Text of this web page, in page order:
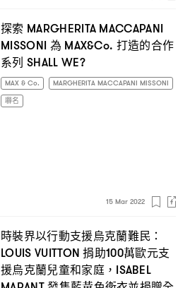
探索 MARGHERITA MACCAPANI
MISSONI 為 MAX&Co. 打造的合作
系列 SHALL WE?
MAX & Co.
MARGHERITA MACCAPANI MISSONI
聯名
15 Mar 2022
時裝界以行動支援烏克蘭難民 ：
LOUIS VUITTON捐助100萬歐元支
援烏克蘭兒童和家庭，ISABEL